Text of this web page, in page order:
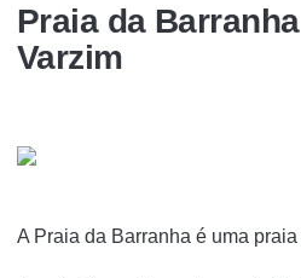
Praia da
Varzim
A Praia da Barranha é uma